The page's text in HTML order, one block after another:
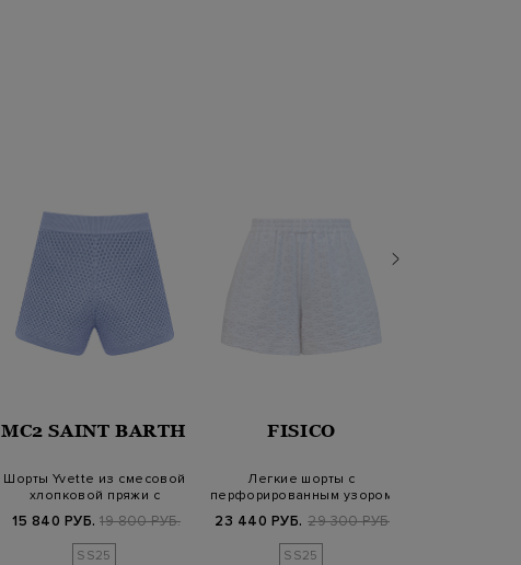
MC2 SAINT BARTH
Шорты Yvette из смесовой
хлопковой пряжи с
15 840 РУБ. 19 800 РУБ.
SS25
FISICO
Легкие шорты с
перфорированным узором
23 440 РУБ. 29 300 РУБ.
SS25